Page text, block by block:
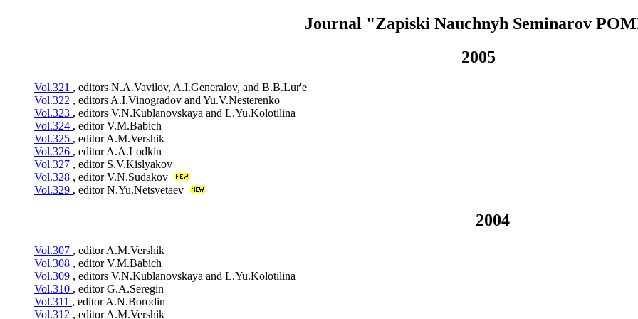
Journal "Zapiski Nauchnyh Seminarov
2005
Vol.321 , editors N.A.Vavilov, A.I.Generalov, and B.B.Lur'e
Vol.322 , editors A.I.Vinogradov and Yu.V.Nesterenko
Vol.323 , editors V.N.Kublanovskaya and L.Yu.Kolotilina
Vol.324 , editor V.M.Babich
Vol.325 , editor A.M.Vershik
Vol.326 , editor A.A.Lodkin
Vol.327 , editor S.V.Kislyakov
Vol.328 , editor V.N.Sudakov
Vol.329 , editor N.Yu.Netsvetaev
2004
Vol.307 , editor A.M.Vershik
Vol.308 , editor V.M.Babich
Vol.309 , editors V.N.Kublanovskaya and L.Yu.Kolotilina
Vol.310 , editor G.A.Seregin
Vol.311 , editor A.N.Borodin
Vol.312 , editor A.M.Vershik